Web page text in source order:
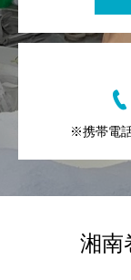
※携帯電
湘南